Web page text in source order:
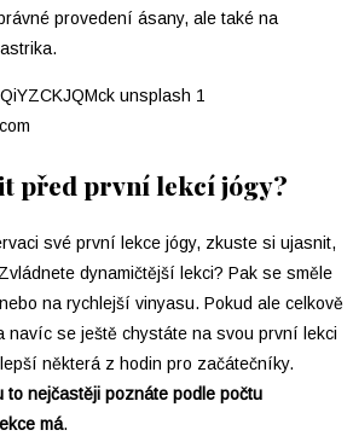
provedení ásany, ale také na
před první lekcí jógy?
své první lekce jógy, zkuste si ujasnit,
dynamičtější lekci? Pak se směle
na rychlejší vinyasu. Pokud ale celkově
navíc se ještě chystáte na svou první lekci
některá z hodin pro začátečníky.
to nejčastěji poznáte podle počtu
má.